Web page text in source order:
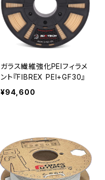
ガラス繊維強化PEIフィラメ
ント『FIBREX PEI+GF30』
¥94,600